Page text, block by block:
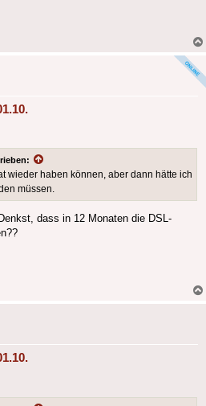
wieder haben können, aber dann hätte ich
müssen.
dass in 12 Monaten die DSL-